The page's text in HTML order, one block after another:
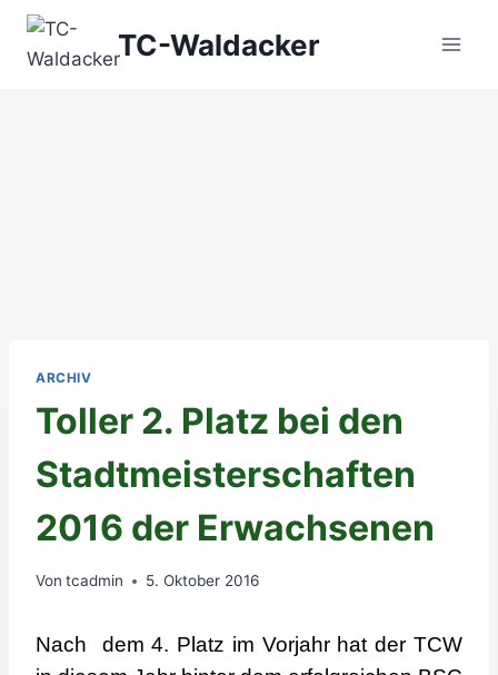
Zum
springen
TC-Waldacker
ARCHIV
Toller 2. Platz bei den
Stadtmeisterschaften
2016 der Erwachsenen
Von tcadmin 5. Oktober 2016
Nach dem 4. Platz im Vorjahr hat der TCW